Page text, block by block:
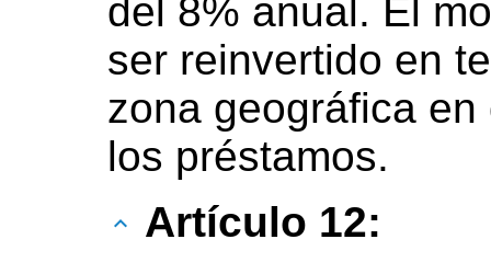
del 8% anual. El
ser reinvertido en
zona geográfica
los préstamos.
Artículo 12: